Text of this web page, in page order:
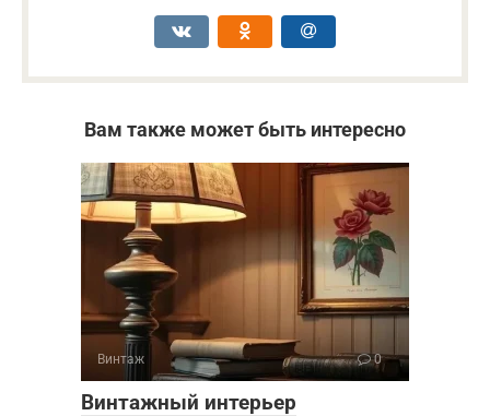
Вам также может быть интересно
Винтаж 0
Винтажный интерьер